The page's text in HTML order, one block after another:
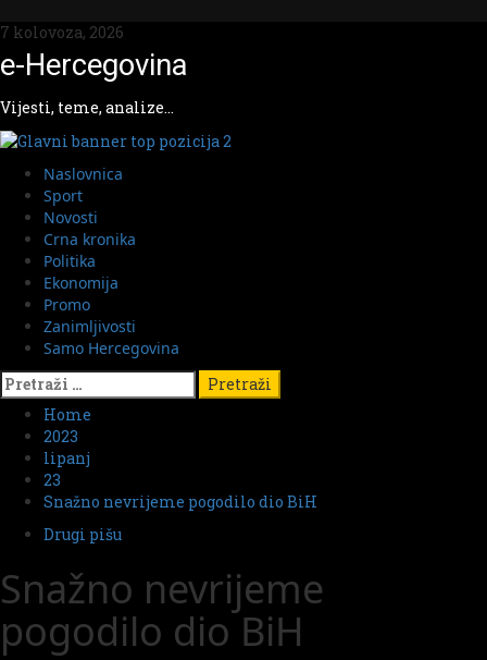
to
content
7 kolovoza, 2026
e-Hercegovina
Vijesti, teme, analize…
Primary
Menu
Naslovnica
Sport
Novosti
Crna kronika
Politika
Ekonomija
Promo
Zanimljivosti
Samo Hercegovina
Pretraži:
Home
2023
lipanj
23
Snažno nevrijeme pogodilo dio BiH
Drugi pišu
Snažno nevrijeme
pogodilo dio BiH